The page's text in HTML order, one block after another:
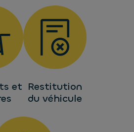
et Restitution
du véhicule